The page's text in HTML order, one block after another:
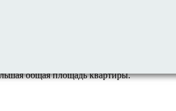
можете заказать окна для всех комнат –
онлайн-форму или позвоните по номеру
общая площадь квартиры.